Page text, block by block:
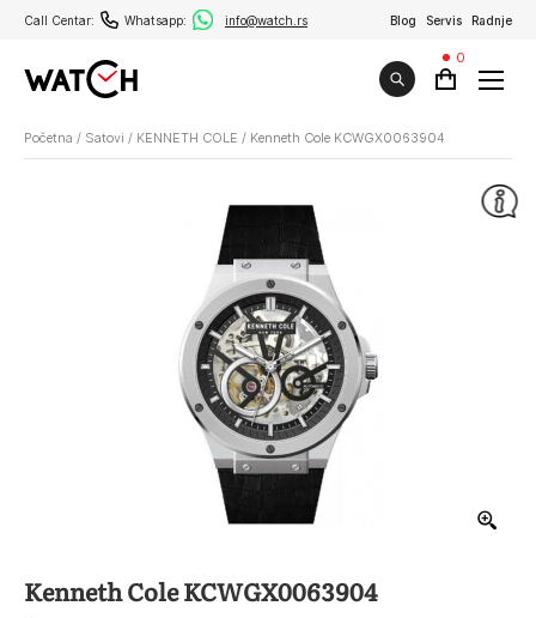
Call Centar: Whatsapp: info@watch.rs Blog Servis Radnje
0
Početna / Satovi / KENNETH COLE / Kenneth Cole KCWGX0063904
Kenneth Cole KCWGX0063904